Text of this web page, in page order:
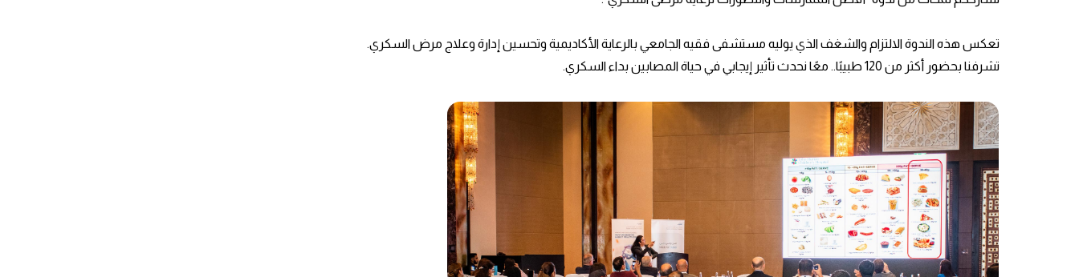
تعكس هذه الندوة الالتزام والشغف الذي يوليه مستشفى فقيه الجامعي بالرعاية الأكاديمية وتحسين إدارة وعلاج مرض السكري.
تشرفنا بحضور أكثر من 120 طبيبًا.. معًا نحدث تأثير إيجابي في حياة المصابين بداء السكري.